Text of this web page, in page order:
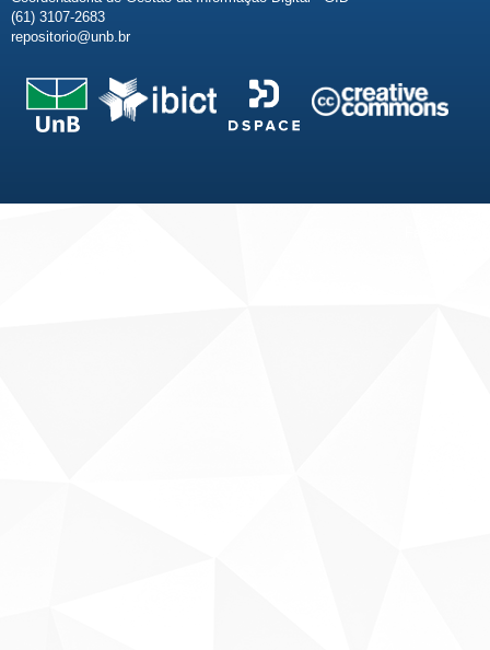
(61) 3107-2683
repositorio@unb.br